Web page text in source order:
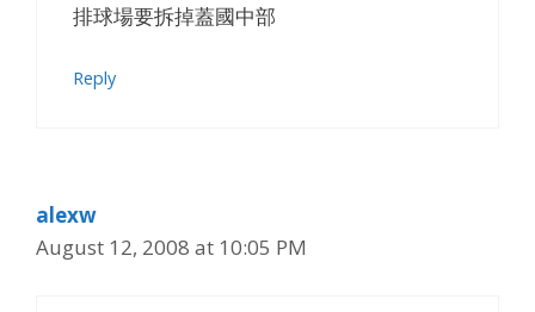
排球場要拆掉蓋國中部
Reply
alexw
August 12, 2008 at 10:05 PM